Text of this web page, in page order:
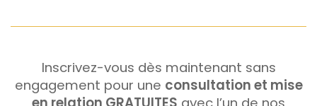
Inscrivez-vous dès maintenant sans
engagement pour une consultation et mise